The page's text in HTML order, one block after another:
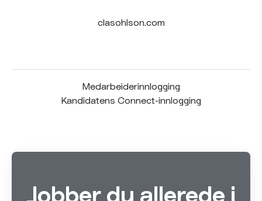
clasohlson.com
Medarbeiderinnlogging
Kandidatens Connect-innlogging
Jobber du allerede i